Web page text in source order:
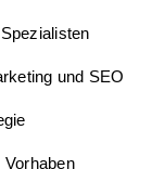
und SEO
Vorhaben